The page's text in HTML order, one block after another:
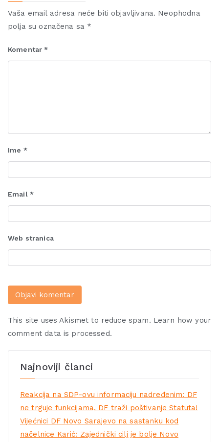
Vaša email adresa neće biti objavljivana. Neophodna
polja su označena sa *
Komentar*
Ime *
Email *
Web stranica
This site uses Akismet to reduce spam. Learn how your
comment data is processed.
Najnoviji članci
Reakcija na SDP-ovu informaciju nadređenim: DF
ne trguje funkcijama, DF traži poštivanje Statuta!
Vijećnici DF Novo Sarajevo na sastanku kod
načelnice Karić: Zajednički cilj je bolje Novo